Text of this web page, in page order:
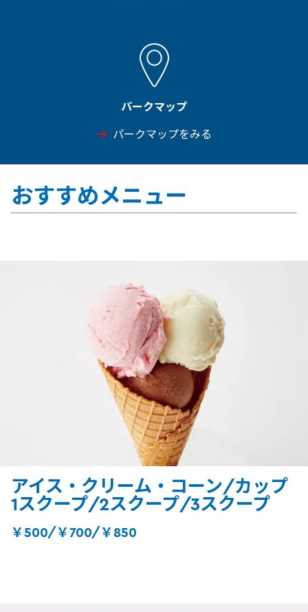
パークマップ
パークマップをみる
おすすめメニュー
アイス・クリーム・コーン/カップ
1スクープ/2スクープ/3スクープ
￥500/￥700/￥850